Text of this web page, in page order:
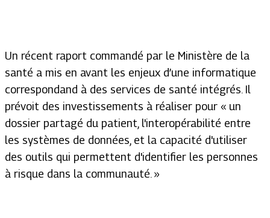
Un récent raport commandé par le Ministère de la
santé a mis en avant les enjeux d’une informatique
correspondand à des services de santé intégrés. Il
prévoit des investissements à réaliser pour « un
dossier partagé du patient, l'interopérabilité entre
les systèmes de données, et la capacité d'utiliser
des outils qui permettent d'identifier les personnes
à risque dans la communauté. »